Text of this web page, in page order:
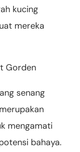
kucing
mereka
Gorden
senang
mengamati
bahaya.